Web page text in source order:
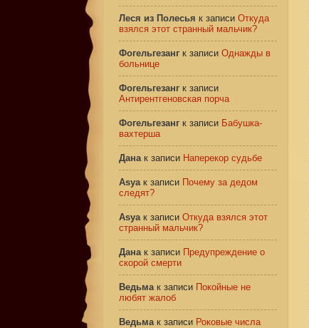
Леся из Полесья к записи Откуда
взялся этот странный мальчик?
Фогельгезанг к записи Однажды в
больнице
Фогельгезанг к записи
Антирентгеновская порча
Фогельгезанг к записи Бабушка-
вахтерша
Данак записи Наперекор судьбе
Asyaк записи Почему за дедом
следят?
Asyaк записи Откуда взялся этот
странный мальчик?
Данак записи Предупреждение о
скорой смерти
Ведьмак записи Покойные не
любят жалоб
Ведьмак записи Роковые числа